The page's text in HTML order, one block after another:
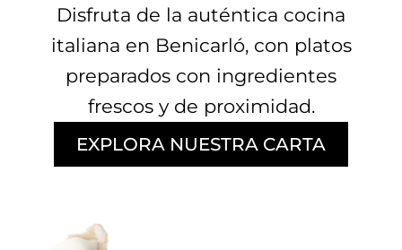
Disfruta de la auténtica cocina
italiana en Benicarló, con platos
preparados con ingredientes
frescos y de proximidad.
EXPLORA NUESTRA CARTA